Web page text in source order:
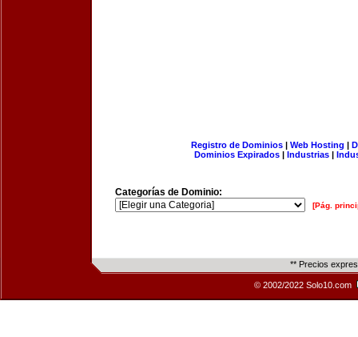
Registro de Dominios| Web Hosting |
Dominios Expirados | Industrias |
Categorías de Dominio:
[Pág.
** Precios
© 2002/2022 Solo10.com